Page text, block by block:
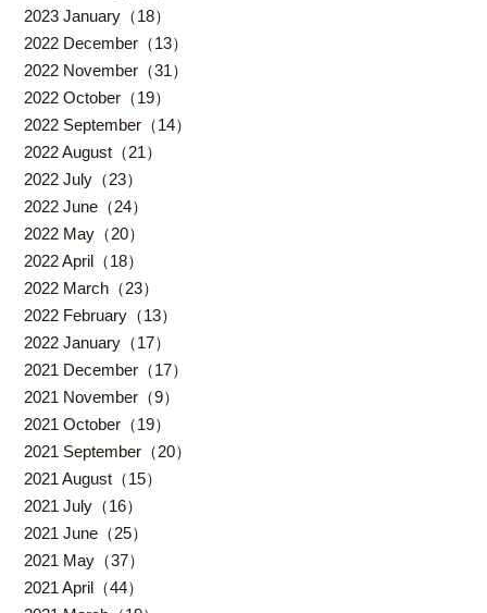
2023 January（18）
2022 December（13）
2022 November（31）
2022 October（19）
2022 September（14）
2022 August（21）
2022 July（23）
2022 June（24）
2022 May（20）
2022 April（18）
2022 March（23）
2022 February（13）
2022 January（17）
2021 December（17）
2021 November（9）
2021 October（19）
2021 September（20）
2021 August（15）
2021 July（16）
2021 June（25）
2021 May（37）
2021 April（44）